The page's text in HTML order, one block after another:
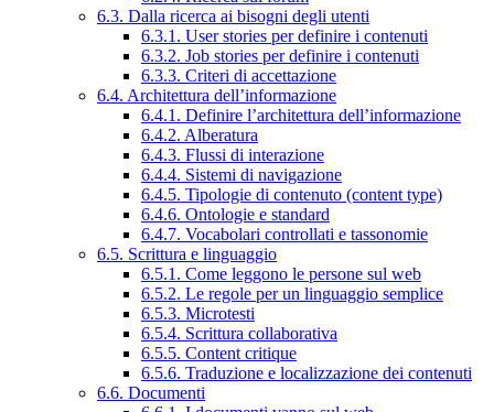
6.3. Dalla ricerca ai bisogni degli utenti
6.3.1. User stories per definire i contenuti
6.3.2. Job stories per definire i contenuti
6.3.3. Criteri di accettazione
6.4. Architettura dell’informazione
6.4.1. Definire l’architettura dell’informazione
6.4.2. Alberatura
6.4.3. Flussi di interazione
6.4.4. Sistemi di navigazione
6.4.5. Tipologie di contenuto (content type)
6.4.6. Ontologie e standard
6.4.7. Vocabolari controllati e tassonomie
6.5. Scrittura e linguaggio
6.5.1. Come leggono le persone sul web
6.5.2. Le regole per un linguaggio semplice
6.5.3. Microtesti
6.5.4. Scrittura collaborativa
6.5.5. Content critique
6.5.6. Traduzione e localizzazione dei contenuti
6.6. Documenti